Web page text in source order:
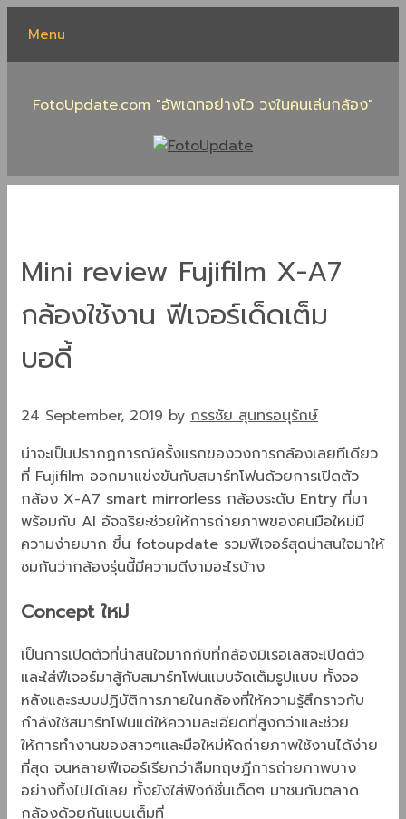
content
Menu
FotoUpdate.com "อัพเดทอย่างไว วงในคนเล่นกล้อง"
Mini review Fujifilm X-A7
กล้องใช้งาน ฟีเจอร์เด็ดเต็ม
บอดี้
24 September, 2019 by กรรชัย สุนทรอนุรักษ์
น่าจะเป็นปรากฏการณ์ครั้งแรกของวงการกล้องเลยทีเดียว
ที่ Fujifilm ออกมาแข่งขันกับสมาร์ทโฟนด้วยการเปิดตัว
กล้อง X-A7 smart mirrorless กล้องระดับ Entry ที่มา
พร้อมกับ AI อัจฉริยะช่วยให้การถ่ายภาพของคนมือใหม่มี
ความง่ายมาก ขึ้น fotoupdate รวมฟีเจอร์สุดน่าสนใจมาให้
ชมกันว่ากล้องรุ่นนี้มีความดีงามอะไรบ้าง
Concept ใหม่
เป็นการเปิดตัวที่น่าสนใจมากกับที่กล้องมิเรอเลสจะเปิดตัว
และใส่ฟีเจอร์มาสู้กับสมาร์ทโฟนแบบจัดเต็มรูปแบบ ทั้งจอ
หลังและระบบปฏิบัติการภายในกล้องที่ให้ความรู้สึกราวกับ
กำลังใช้สมาร์ทโฟนแต่ให้ความละเอียดที่สูงกว่าและช่วย
ให้การทำงานของสาวๆและมือใหม่หัดถ่ายภาพใช้งานได้ง่าย
ที่สุด จนหลายฟีเจอร์เรียกว่าลืมทฤษฎีการถ่ายภาพบาง
อย่างทิ้งไปได้เลย ทั้งยังใส่ฟังก์ชั่นเด็ดๆ มาชนกับตลาด
กล้องด้วยกันแบบเต็มที่